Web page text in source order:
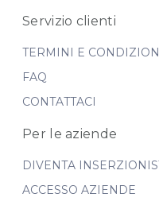
Servizio clienti
TERMINI E
FAQ
CONTATTACI
Per le aziende
DIVENTA
ACCESSO AZIENDE